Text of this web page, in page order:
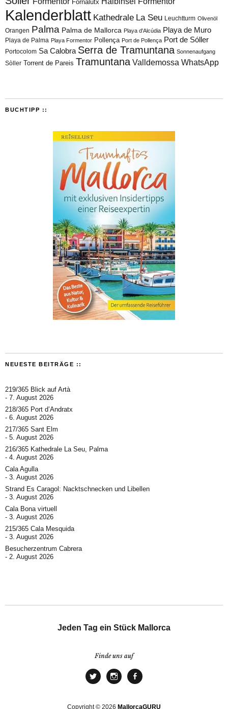
Fornalutx
Kalenderblatt Kathedrale La Seu Leuchtturm Olivenöl
Orangen Palma Palma de Mallorca Playa d'Alcúdia Playa de Muro
Playa de Palma Playa Formentor Pollença Port de Pollença Port de Sóller
Portocolom Sa Calobra Serra de Tramuntana Sonnenaufgang
Sòller Torrent de Pareis Tramuntana Valldemossa WhatsApp
BUCHTIPP ::
NEUESTE BEITRÄGE ::
219/365 Blick auf Artà
7. August 2026
218/365 Port d’Andratx
6. August 2026
217/365 Sant Elm
5. August 2026
216/365 Kathedrale La Seu, Palma
4. August 2026
Cala Agulla
3. August 2026
Strand Es Caragol: Nacktschnecken und Libellen
3. August 2026
Cala Bona virtuell
3. August 2026
215/365 Cala Mesquida
3. August 2026
Besucherzentrum Cabrera
2. August 2026
Jeden Tag ein Stück Mallorca
Finde uns auf
Copyright © 2026 MallorcaGURU